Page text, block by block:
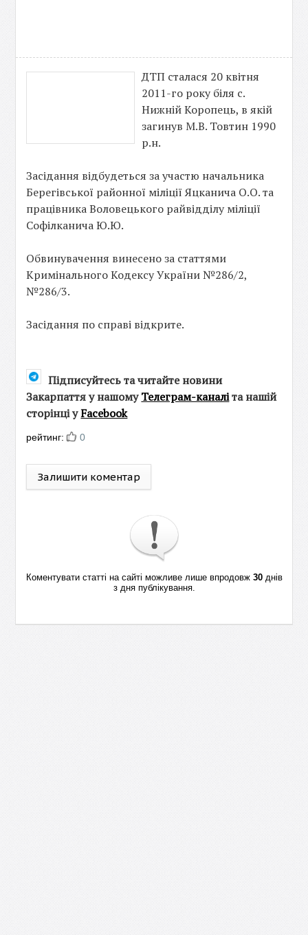
ДТП сталася 20 квітня
2011-го року біля с.
Нижній Коропець, в якій
загинув М.В. Товтин 1990
р.н.
Засідання відбудеться за участю начальника
Берегівської районної міліції Яцканича О.О. та
працівника Воловецького райвідділу міліції
Софілканича Ю.Ю.
Обвинувачення винесено за статтями
Кримінального Кодексу України №286/2,
№286/3.
Засідання по справі відкрите.
Підписуйтесь та читайте новини
Закарпаття у нашомуТелеграм-каналіта нашій
сторінці уFacebook
рейтинг: 0
Залишити коментар
Коментувати статті на сайті можливе лише впродовж 30днів
з дня публікування.